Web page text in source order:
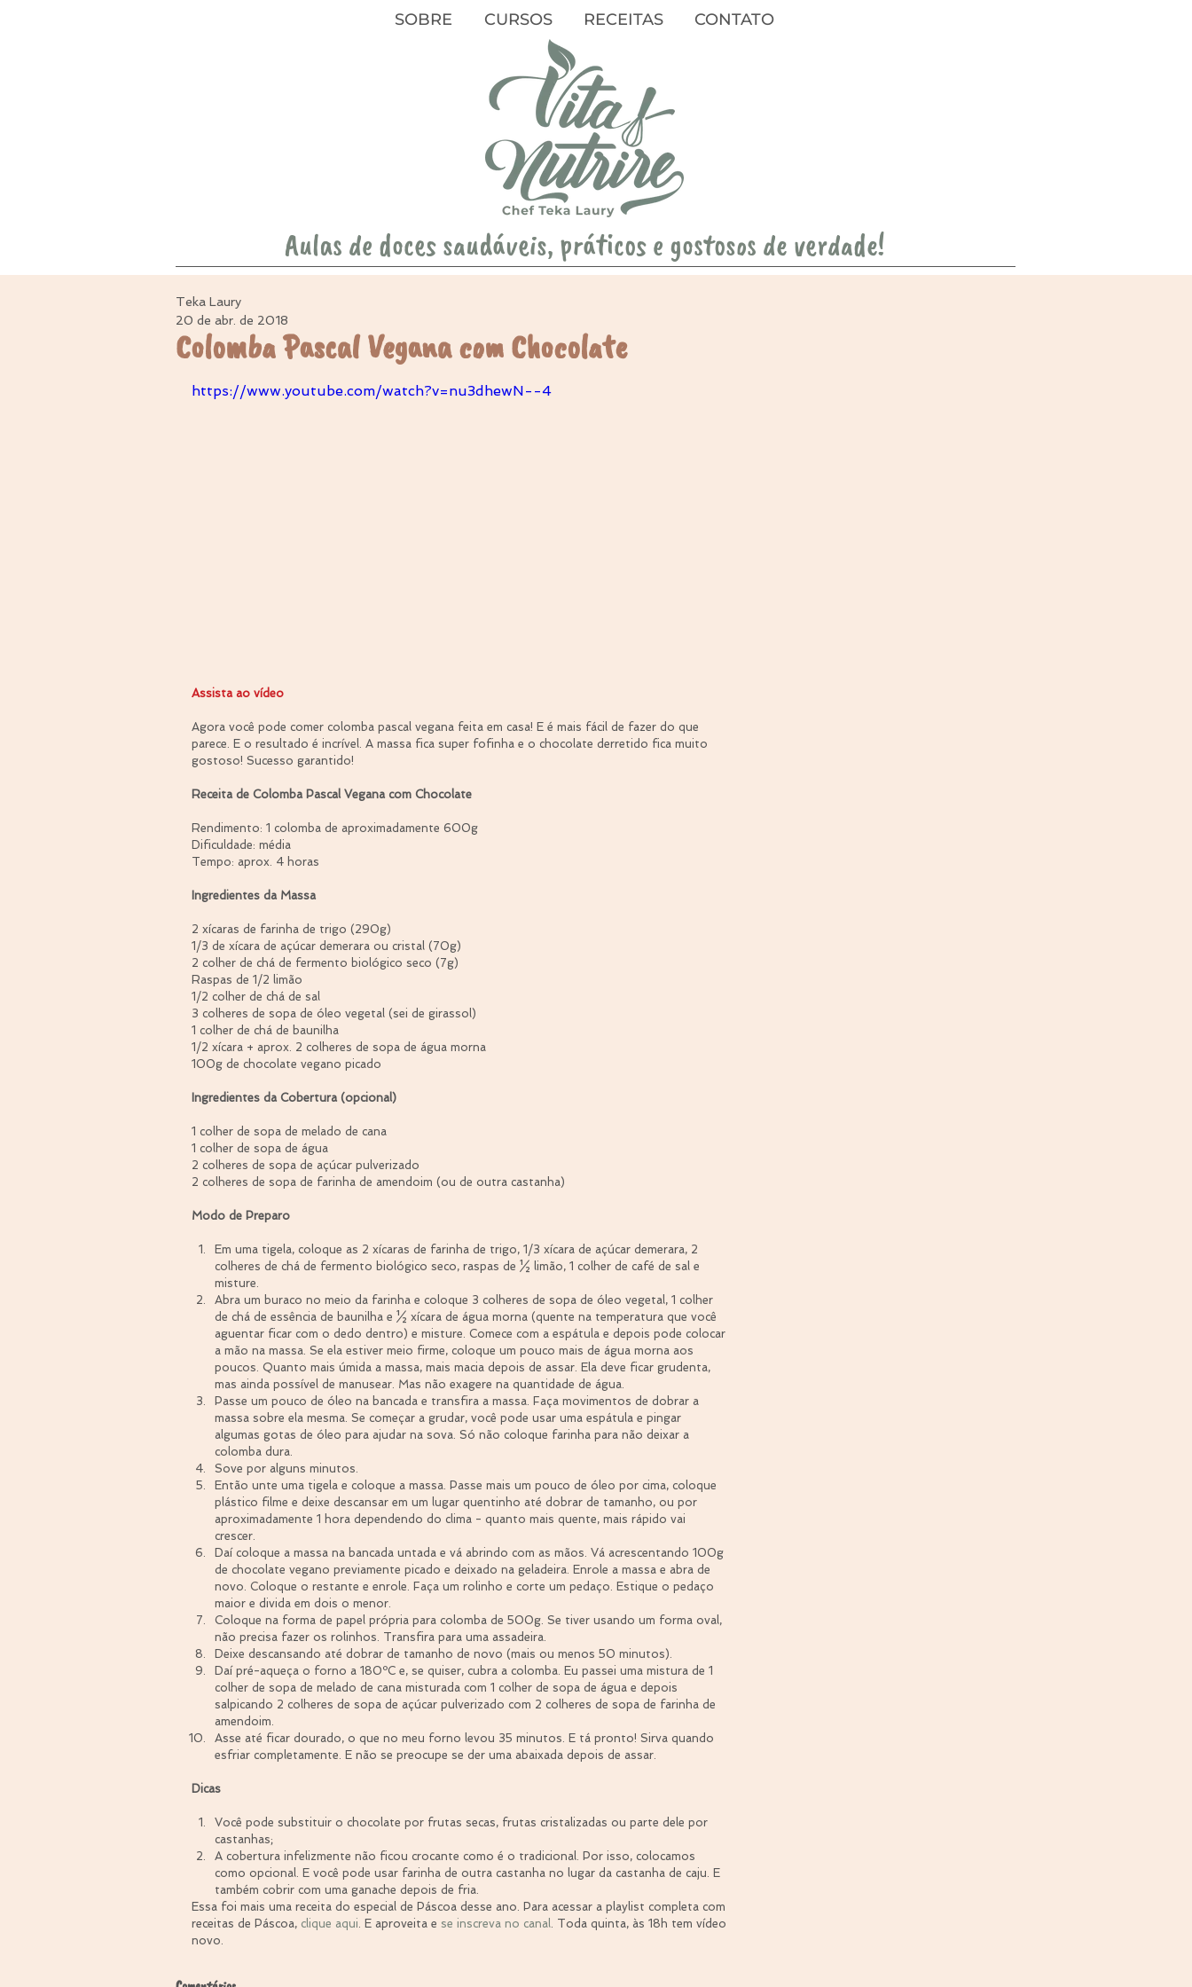
SOBRE CURSOS RECEITAS CONTATO
Aulas de doces saudáveis, práticos e gostosos de verdade!
Colomba Pascal Vegana com Chocolate
Teka Laury
20 de abr. de 2018
https://www.youtube.com/watch?v=nu3dhewN--4
Assista ao vídeo
Agora você pode comer colomba pascal vegana feita em casa! E é mais fácil de fazer do que
parece. E o resultado é incrível. A massa fica super fofinha e o chocolate derretido fica muito
gostoso! Sucesso garantido!
Receita de Colomba Pascal Vegana com Chocolate
Rendimento: 1 colomba de aproximadamente 600g
Dificuldade: média
Tempo: aprox. 4 horas
Ingredientes da Massa
2 xícaras de farinha de trigo (290g)
1/3 de xícara de açúcar demerara ou cristal (70g)
2 colher de chá de fermento biológico seco (7g)
Raspas de 1/2 limão
1/2 colher de chá de sal
3 colheres de sopa de óleo vegetal (sei de girassol)
1 colher de chá de baunilha
1/2 xícara + aprox. 2 colheres de sopa de água morna
100g de chocolate vegano picado
Ingredientes da Cobertura (opcional)
1 colher de sopa de melado de cana
1 colher de sopa de água
2 colheres de sopa de açúcar pulverizado
2 colheres de sopa de farinha de amendoim (ou de outra castanha)
Modo de Preparo
Em uma tigela, coloque as 2 xícaras de farinha de trigo, 1/3 xícara de açúcar demerara, 2
colheres de chá de fermento biológico seco, raspas de ½ limão, 1 colher de café de sal e
misture.
Abra um buraco no meio da farinha e coloque 3 colheres de sopa de óleo vegetal, 1 colher
de chá de essência de baunilha e ½ xícara de água morna (quente na temperatura que você
aguentar ficar com o dedo dentro) e misture. Comece com a espátula e depois pode colocar
a mão na massa. Se ela estiver meio firme, coloque um pouco mais de água morna aos
poucos. Quanto mais úmida a massa, mais macia depois de assar. Ela deve ficar grudenta,
mas ainda possível de manusear. Mas não exagere na quantidade de água.
Passe um pouco de óleo na bancada e transfira a massa. Faça movimentos de dobrar a
massa sobre ela mesma. Se começar a grudar, você pode usar uma espátula e pingar
algumas gotas de óleo para ajudar na sova. Só não coloque farinha para não deixar a
colomba dura.
Sove por alguns minutos.
Então unte uma tigela e coloque a massa. Passe mais um pouco de óleo por cima, coloque
plástico filme e deixe descansar em um lugar quentinho até dobrar de tamanho, ou por
aproximadamente 1 hora dependendo do clima - quanto mais quente, mais rápido vai
crescer.
Daí coloque a massa na bancada untada e vá abrindo com as mãos. Vá acrescentando 100g
de chocolate vegano previamente picado e deixado na geladeira. Enrole a massa e abra de
novo. Coloque o restante e enrole. Faça um rolinho e corte um pedaço. Estique o pedaço
maior e divida em dois o menor.
Coloque na forma de papel própria para colomba de 500g. Se tiver usando um forma oval,
não precisa fazer os rolinhos. Transfira para uma assadeira.
Deixe descansando até dobrar de tamanho de novo (mais ou menos 50 minutos).
Daí pré-aqueça o forno a 180ºC e, se quiser, cubra a colomba. Eu passei uma mistura de 1
colher de sopa de melado de cana misturada com 1 colher de sopa de água e depois
salpicando 2 colheres de sopa de açúcar pulverizado com 2 colheres de sopa de farinha de
amendoim.
Asse até ficar dourado, o que no meu forno levou 35 minutos. E tá pronto! Sirva quando
esfriar completamente. E não se preocupe se der uma abaixada depois de assar.
Dicas
Você pode substituir o chocolate por frutas secas, frutas cristalizadas ou parte dele por
castanhas;
A cobertura infelizmente não ficou crocante como é o tradicional. Por isso, colocamos
como opcional. E você pode usar farinha de outra castanha no lugar da castanha de caju. E
também cobrir com uma ganache depois de fria.
Essa foi mais uma receita do especial de Páscoa desse ano. Para acessar a playlist completa com
receitas de Páscoa, clique aqui. E aproveita e se inscreva no canal. Toda quinta, às 18h tem vídeo
novo.